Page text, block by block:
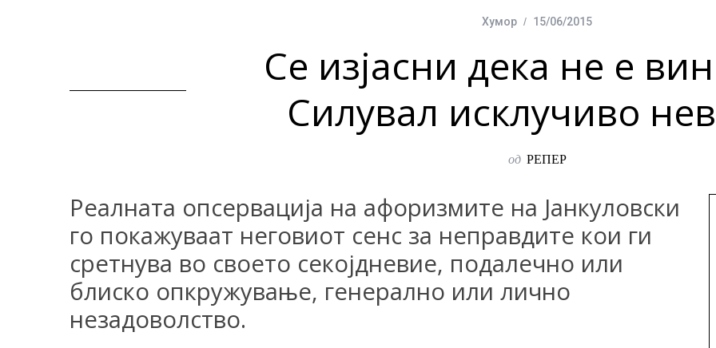
Хумор 15/06/2015
Се изјасни дека не е
Силувал исклучиво
од РЕПЕР
Реалната опсервација на афоризмите на Јанкуловски
го покажуваат неговиот сенс за неправдите кои ги
сретнува во своето секојдневие, подалечно или
блиско опкружување, генерално или лично
незадоволство.